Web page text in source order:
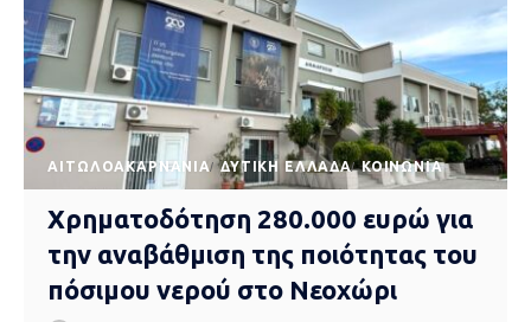
AΙΤΩΛΟΑΚΑΡΝΑΝΊΑ ΔΥΤΙΚΉ ΕΛΛΆΔΑ ΚΟΙΝΩΝΊΑ
Χρηματοδότηση 280.000 ευρώ για
την αναβάθμιση της ποιότητας του
πόσιμου νερού στο Νεοχώρι